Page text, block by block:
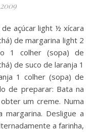
de margarina light 2
1 colher (sopa) de
de suco de laranja 1
1 colher (sopa) de
de preparar: Bata na
um creme. Numa
Desligue a
a farinha,